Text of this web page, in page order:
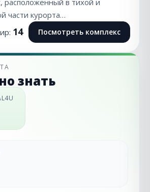
части курорта…
14 Посмотреть комплекс
знать